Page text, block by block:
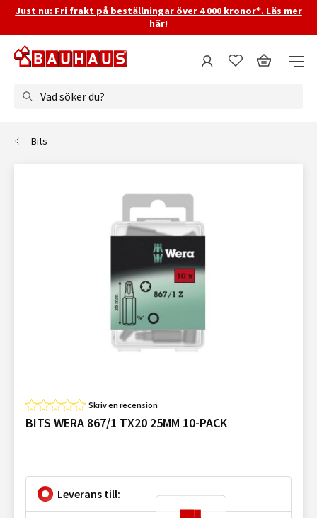
Just nu: Fri frakt på beställningar över 4 000 kronor*. Läs mer
här!
Vad söker du?
Bits
Skriv en recension
BITS WERA 867/1 TX20 25MM 10-PACK
Leverans till: